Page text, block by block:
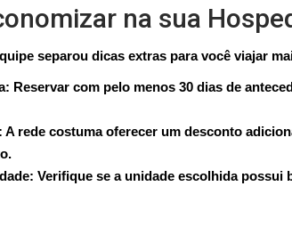
na sua
separou dicas extras para você viajar
Reservar com pelo menos 30 dias de
A rede costuma oferecer um desconto
Verifique se a unidade escolhida